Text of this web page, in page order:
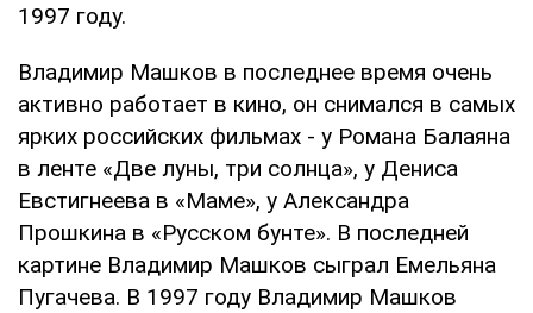
1997 году.
Владимир Машков в последнее время очень
активно работает в кино, он снимался в самых
ярких российских фильмах - у Романа Балаяна
в ленте «Две луны, три солнца», у Дениса
Евстигнеева в «Маме», у Александра
Прошкина в «Русском бунте». В последней
картине Владимир Машков сыграл Емельяна
Пугачева. В 1997 году Владимир Машков